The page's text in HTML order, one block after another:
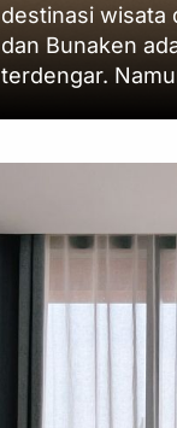
destinasi wisata
dan Bunaken
terdengar.